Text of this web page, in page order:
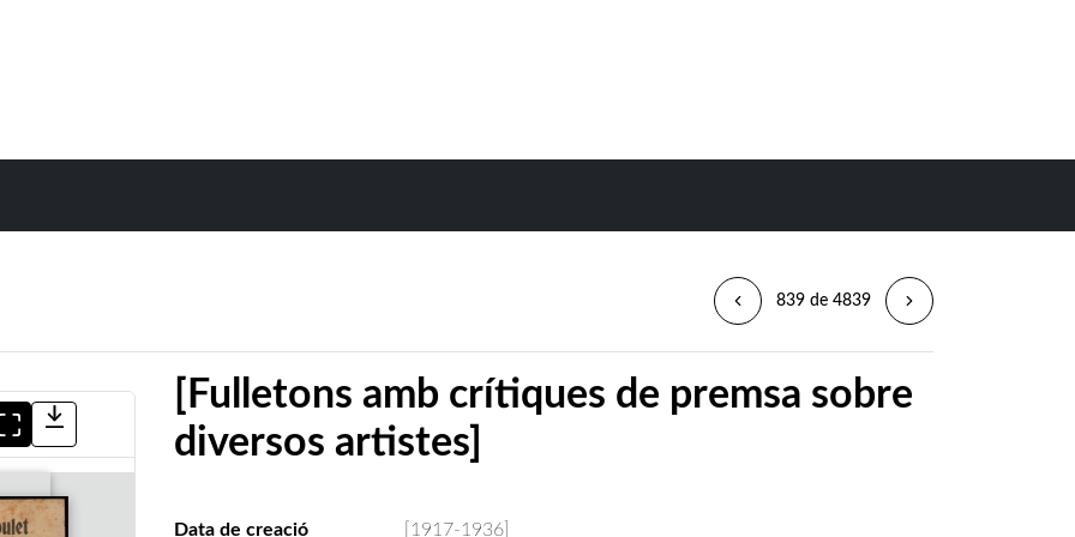
839 de 4839
[Fulletons amb crítiques de premsa sobre
diversos artistes]
Data de creació
[1917-1936]